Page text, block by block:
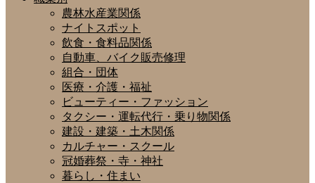
農林水産業関係
ナイトスポット
飲食・食料品関係
自動車、バイク販売修理
組合・団体
医療・介護・福祉
ビューティー・ファッション
タクシー・運転代行・乗り物関係
建設・建築・土木関係
カルチャー・スクール
冠婚葬祭・寺・神社
暮らし・住まい